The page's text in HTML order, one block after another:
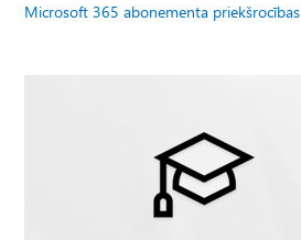
Microsoft 365 abonementa priekšrocības